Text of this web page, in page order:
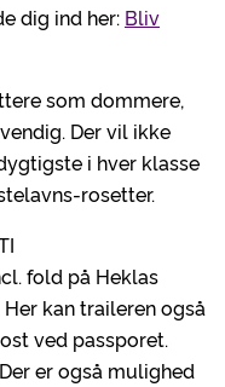
dig ind her: Bliv
som dommere,
Der vil ikke
i hver klasse
rosetter.
fold på Heklas
kan traileren også
ved passporet.
er også mulighed